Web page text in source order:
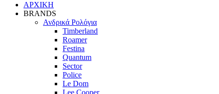
ΑΡΧΙΚΗ
BRANDS
Ανδρικά Ρολόγια
Timberland
Roamer
Festina
Quantum
Sector
Police
Le Dom